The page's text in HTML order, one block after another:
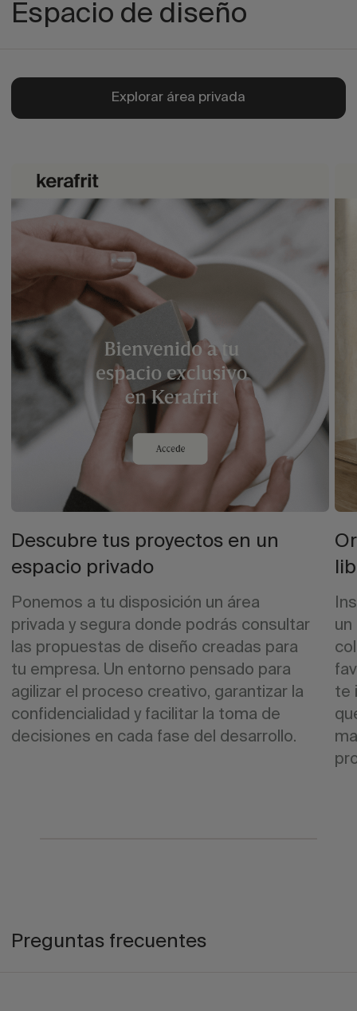
Espacio de diseño
Explorar área privada
Descubre tus proyectos en un
espacio privado
Ponemos a tu disposición un área
privada y segura donde podrás consultar
las propuestas de diseño creadas para
tu empresa. Un entorno pensado para
agilizar el proceso creativo, garantizar la
confidencialidad y facilitar la toma de
decisiones en cada fase del desarrollo.
un
te
Preguntas frecuentes